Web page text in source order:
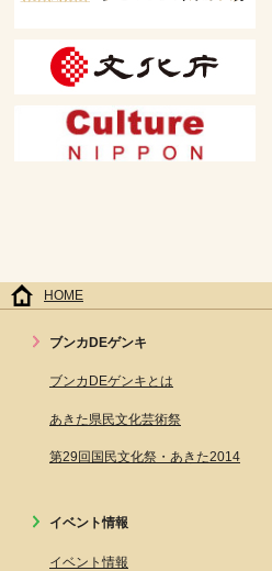
HOME
ブンカDEゲンキ
ブンカDEゲンキとは
あきた県民文化芸術祭
第29回国民文化祭・あきた2014
イベント情報
イベント情報